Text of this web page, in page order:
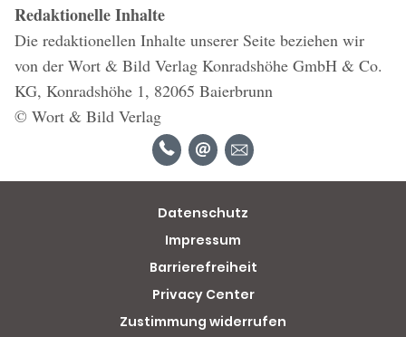
Redaktionelle Inhalte
Die redaktionellen Inhalte unserer Seite beziehen wir
von der Wort & Bild Verlag Konradshöhe GmbH & Co.
KG, Konradshöhe 1, 82065 Baierbrunn
© Wort & Bild Verlag
Datenschutz
Impressum
Barrierefreiheit
Privacy Center
Zustimmung widerrufen